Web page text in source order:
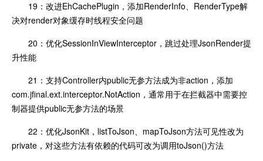
19：改进EhCachePlugin，添加RenderInfo、RenderType解
决对render对象缓存时线程安全问题
20：优化SessionInViewInterceptor，跳过处理JsonRender提
升性能
21：支持Controller内public无参方法成为非action，添加
com.jfinal.ext.interceptor.NotAction，通常用于在拦截器中需要控
制器提供public无参方法的场景
22：优化JsonKit，listToJson、mapToJson方法可见性改为
private，对这些方法有依赖的代码可改为调用toJson()方法